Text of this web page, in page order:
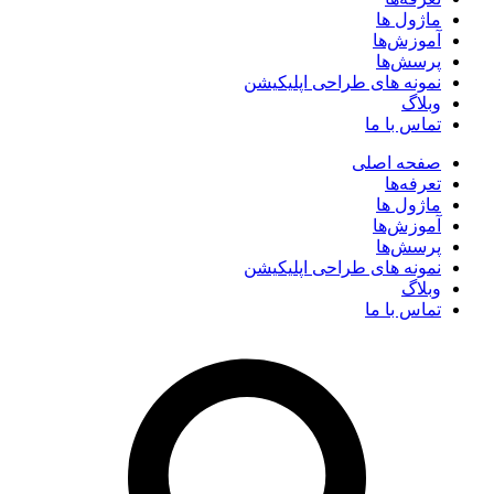
ماژول ها
آموزش‌ها
پرسش‌ها
نمونه های طراحی اپلیکیشن
وبلاگ
تماس با ما
صفحه اصلی
تعرفه‌ها
ماژول ها
آموزش‌ها
پرسش‌ها
نمونه های طراحی اپلیکیشن
وبلاگ
تماس با ما